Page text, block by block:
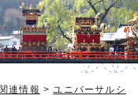
連情報 >ユニバーサルシ